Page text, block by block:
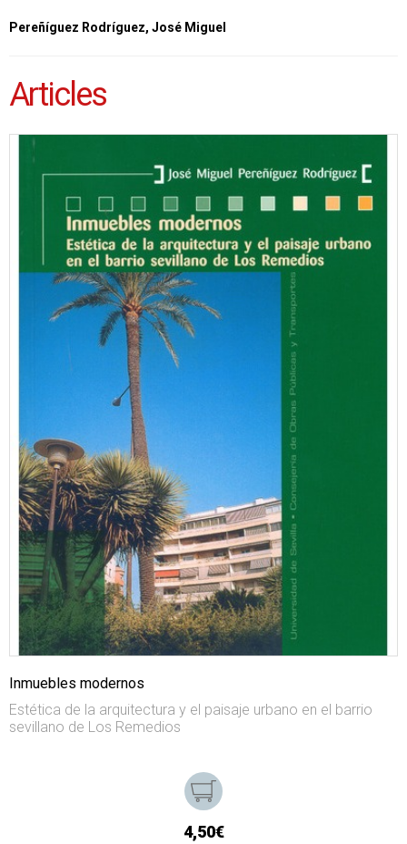
Pereñíguez Rodríguez, José Miguel
Articles
Inmuebles modernos
Estética de la arquitectura y el paisaje urbano en el barrio
sevillano de Los Remedios
4,50€